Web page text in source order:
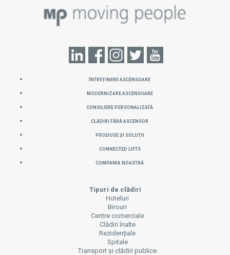
ÎNTREȚINERE ASCENSOARE
MODERNIZARE ASCENSOARE
CONSILIERE PERSONALIZATĂ
CLĂDIRI FĂRĂ ASCENSOR
PRODUSE ȘI SOLUȚII
CONNECTED LIFTS
COMPANIA NOASTRĂ
Tipuri de clădiri
Hoteluri
Birouri
Centre comerciale
Clădiri înalte
Rezidențiale
Spitale
Transport și clădiri publice